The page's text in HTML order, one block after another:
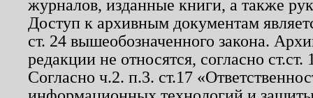
журналов, изданные книги, а также
Доступ к архивным документам
ст. 24 вышеобозначенного закона.
редакции не относятся, согласно
Согласно ч.2. п.3. ст.17